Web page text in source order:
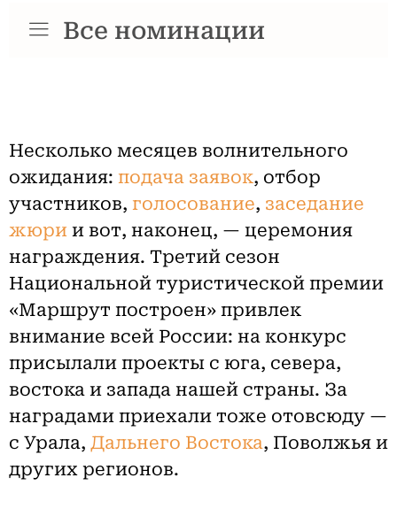
Все номинации
Несколько месяцев волнительного
ожидания: подача заявок, отбор
участников, голосование, заседание
жюри и вот, наконец, — церемония
награждения. Третий сезон
Национальной туристической премии
«Маршрут построен» привлек
внимание всей России: на конкурс
присылали проекты с юга, севера,
востока и запада нашей страны. За
наградами приехали тоже отовсюду —
с Урала, Дальнего Востока, Поволжья и
других регионов.